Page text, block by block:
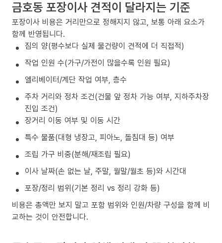
금호동 포장이사 견적이 달라지는 기준
포장이사 비용은 거리만으로 정해지지 않고, 보통 아래 요소가
함께 반영됩니다.
짐의 양(평수보다 실제 물건량이 견적에 더 직접적)
작업 인원 수(가구/가전이 많을수록 인원 필요)
엘리베이터/계단 작업 여부, 층수
주차 거리와 정차 조건(건물 앞 정차 가능 여부, 지하주차장
진입 조건)
장거리 이동 여부 및 이동 시간
특수 물품(대형 냉장고, 피아노, 돌침대 등) 여부
조립 가구 비중(분해/재조립 필요)
이사 날짜(손 없는 날, 주말, 월말/월초 등)와 시간대
포장/정리 범위(기본 정리 vs 정리 강화 등)
비용은 총액만 보지 말고 포함 범위와 인원/차량 구성을 함께 비
교하는 것이 안전합니다.